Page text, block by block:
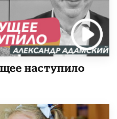
наступило